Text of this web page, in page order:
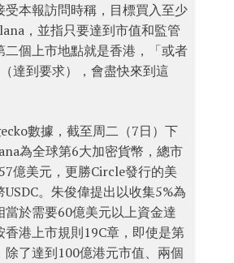
受本報訪問時稱，目標買入至少
，並指只要達到市值和監管
二個上市地點就是香港，「或者
達到要求），會盡快來到這
數據，截至周二（7日）下
為全球第6大加密貨幣，總市
億美元，更勝Circle發行的美
USDC。朱俊偉提出以收集5%為
當於需要60億美元以上資金達
香港上市規則19C章，即使是第
除了達到100億港元市值、兩個